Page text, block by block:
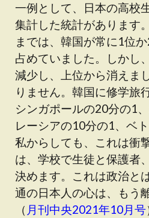
一例として、日本の高校
集計した統計があります
までは、韓国が常に1位
占めていました。しかし
減少し、上位から消えま
りません。韓国に修学旅
シンガポールの20分の1
レーシアの10分の1、ベ
私からしても、これは衝
は、学校で生徒と保護者
決めます。これは政治と
通の日本人の心は、もう
（ 月刊中央2021年10月号